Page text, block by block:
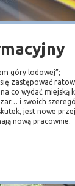
góry lodowej”;
zastępować
co wydać miejską
i swoich
jest nowe
nową pracownie.